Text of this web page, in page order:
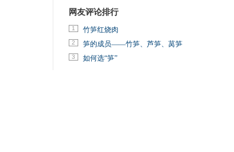
网友评论排行
1 竹笋红烧肉
2 笋的成员——竹笋、芦笋、莴笋
3 如何选“笋”